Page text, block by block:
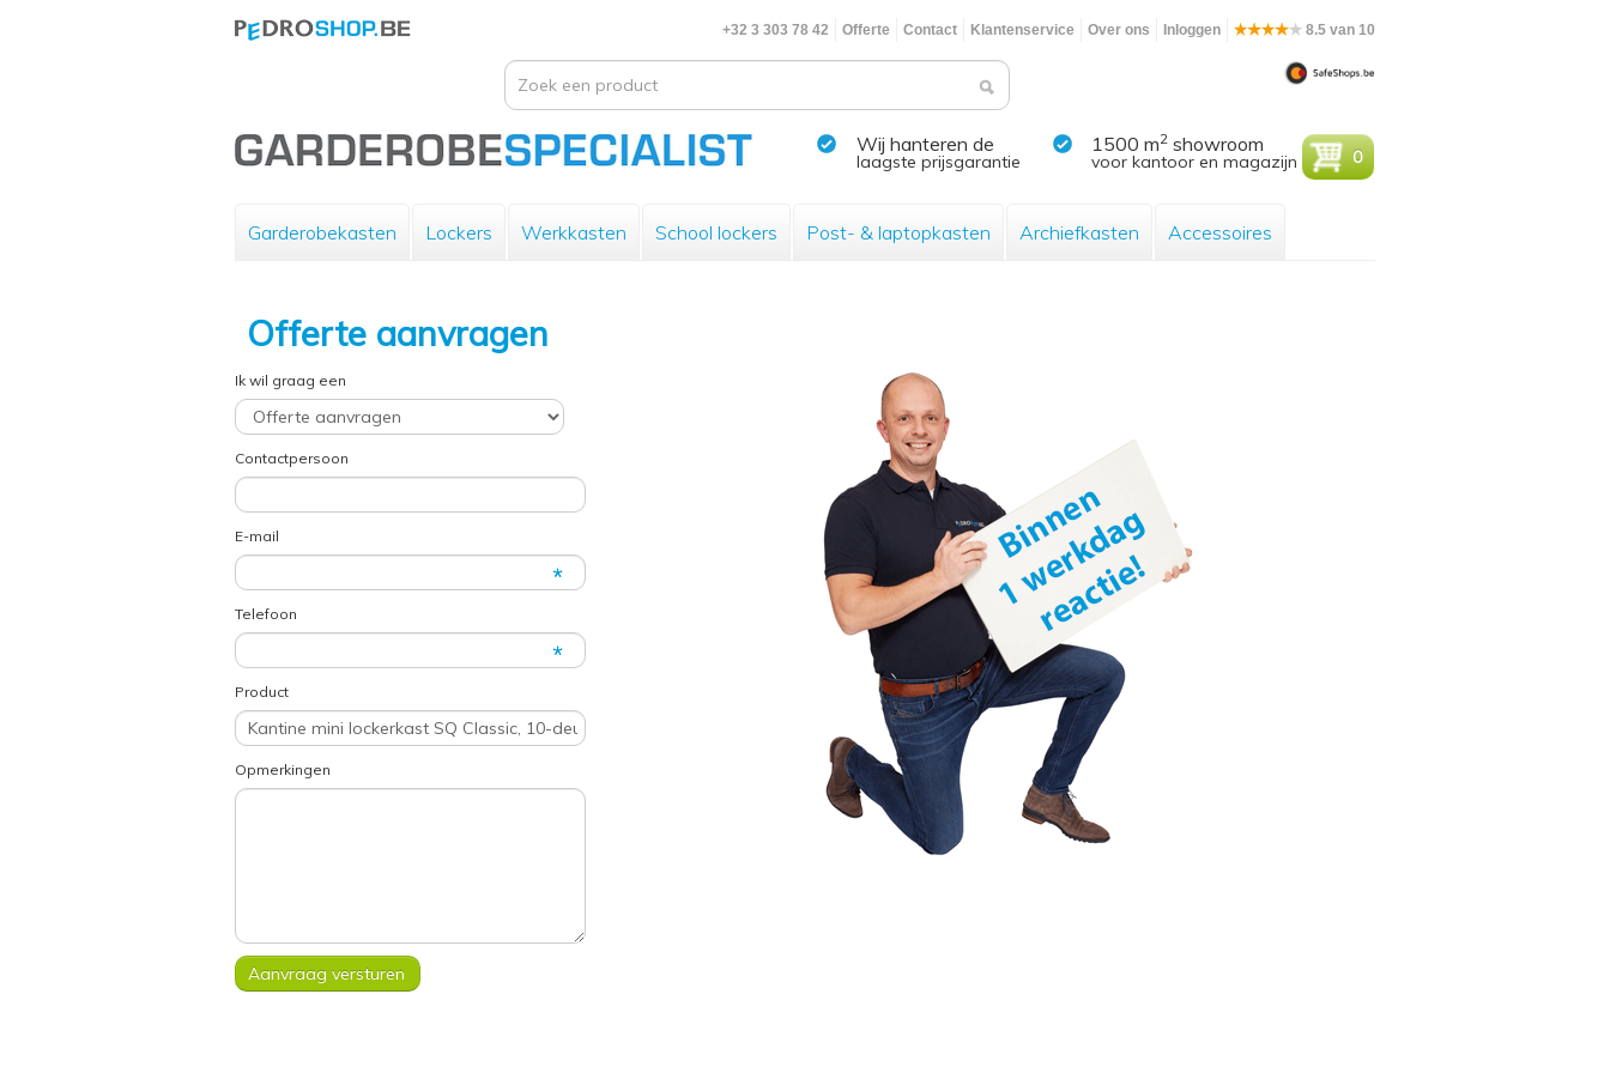
+32 3 303 78 42 Offerte Contact Klantenservice Over ons Inloggen 8.5 van 10
Wij hanteren de
laagste prijsgarantie
1500 m2 showroom
voor kantoor en magazijn 0
Garderobekasten Lockers Werkkasten School lockers Post- & laptopkasten Archiefkasten Accessoires
Offerte aanvragen
Ik wil graag een
Contactpersoon
E-mail
Telefoon
Product
Opmerkingen